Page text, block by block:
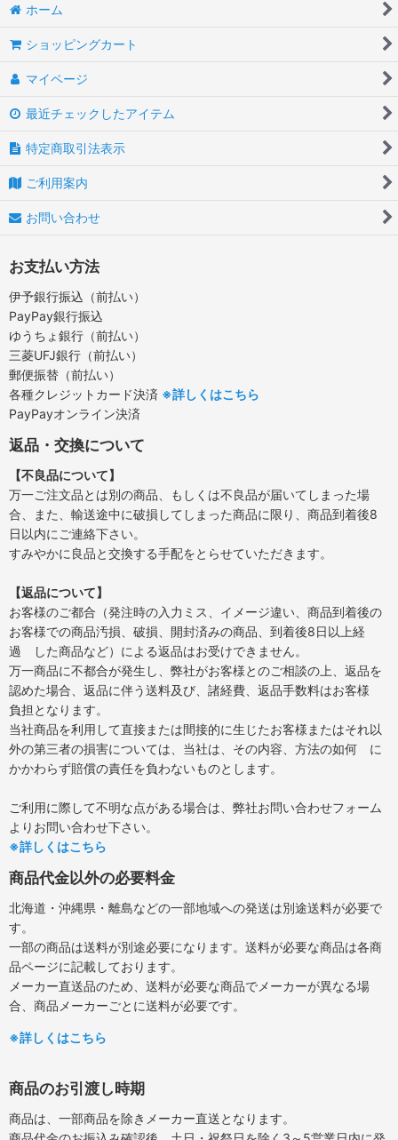
ホーム
ショッピングカート
マイページ
最近チェックしたアイテム
特定商取引法表示
ご利用案内
お問い合わせ
お支払い方法
伊予銀行振込（前払い）
PayPay銀行振込
ゆうちょ銀行（前払い）
三菱UFJ銀行（前払い）
郵便振替（前払い）
各種クレジットカード決済 ※詳しくはこちら
PayPayオンライン決済
返品・交換について
【不良品について】
万一ご注文品とは別の商品、もしくは不良品が届いてしまった場
合、また、輸送途中に破損してしまった商品に限り、商品到着後8
日以内にご連絡下さい。
すみやかに良品と交換する手配をとらせていただきます。
【返品について】
お客様のご都合（発注時の入力ミス、イメージ違い、商品到着後の
お客様での商品汚損、破損、開封済みの商品、到着後8日以上経
過 した商品など）による返品はお受けできません。
万一商品に不都合が発生し、弊社がお客様とのご相談の上、返品を
認めた場合、返品に伴う送料及び、諸経費、返品手数料はお客様
負担となります。
当社商品を利用して直接または間接的に生じたお客様またはそれ以
外の第三者の損害については、当社は、その内容、方法の如何 に
かかわらず賠償の責任を負わないものとします。
ご利用に際して不明な点がある場合は、弊社お問い合わせフォーム
よりお問い合わせ下さい。
※詳しくはこちら
商品代金以外の必要料金
北海道・沖縄県・離島などの一部地域への発送は別途送料が必要で
す。
一部の商品は送料が別途必要になります。送料が必要な商品は各商
品ページに記載しております。
メーカー直送品のため、送料が必要な商品でメーカーが異なる場
合、商品メーカーごとに送料が必要です。
※詳しくはこちら
商品のお引渡し時期
商品は、一部商品を除きメーカー直送となります。